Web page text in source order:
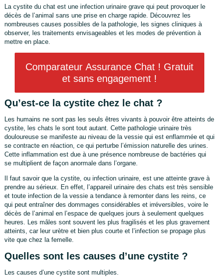
La cystite du chat est une infection urinaire grave qui peut provoquer le
décès de l’animal sans une prise en charge rapide. Découvrez les
nombreuses causes possibles de la pathologie, les signes cliniques à
observer, les traitements envisageables et les modes de prévention à
mettre en place.
Comparateur Assurance Chat ! Gratuit
et sans engagement !
Qu’est-ce la cystite chez le chat ?
Les humains ne sont pas les seuls êtres vivants à pouvoir être atteints de
cystite, les chats le sont tout autant. Cette pathologie urinaire très
douloureuse se manifeste au niveau de la vessie qui est enflammée et qui
se contracte en réaction, ce qui perturbe l’émission naturelle des urines.
Cette inflammation est due à une présence nombreuse de bactéries qui
se multiplient de façon anormale dans l’organe.
Il faut savoir que la cystite, ou infection urinaire, est une atteinte grave à
prendre au sérieux. En effet, l’appareil urinaire des chats est très sensible
et toute infection de la vessie a tendance à remonter dans les reins, ce
qui peut entraîner des dommages considérables et irréversibles, voire le
décès de l’animal en l’espace de quelques jours à seulement quelques
heures. Les mâles sont souvent les plus fragilisés et les plus gravement
atteints, car leur urètre et bien plus courte et l’infection se propage plus
vite que chez la femelle.
Quelles sont les causes d’une cystite ?
Les causes d’une cystite sont multiples.